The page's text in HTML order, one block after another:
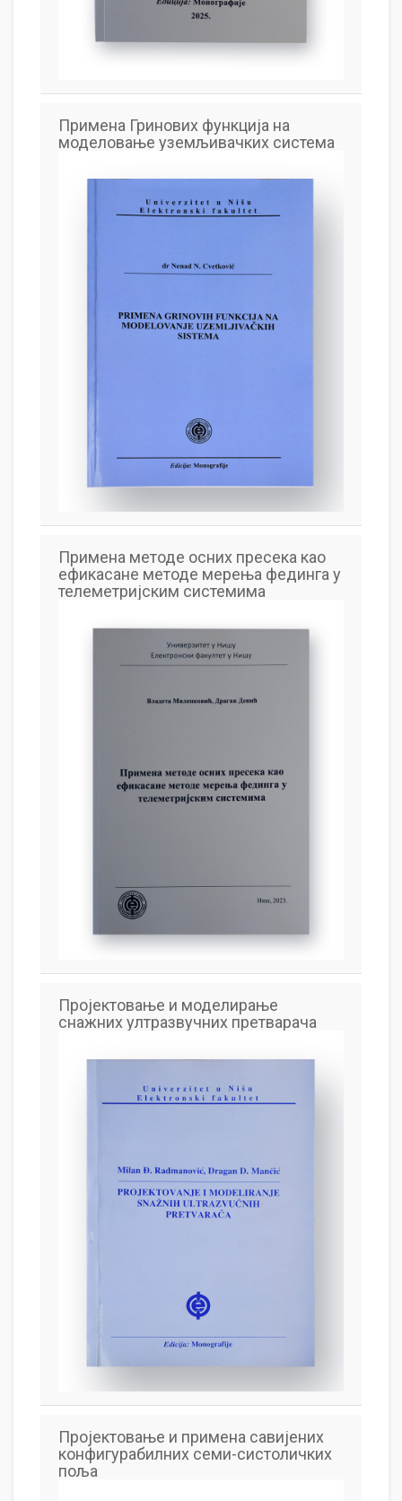
Примена Гринових функција на
моделовање уземљивачких система
Примена методе осних пресека као
ефикасане методе мерења фединга у
телеметријским системима
Пројектовање и моделирање
снажних ултразвучних претварача
Пројектовање и примена савијених
конфигурабилних семи-систоличких
поља